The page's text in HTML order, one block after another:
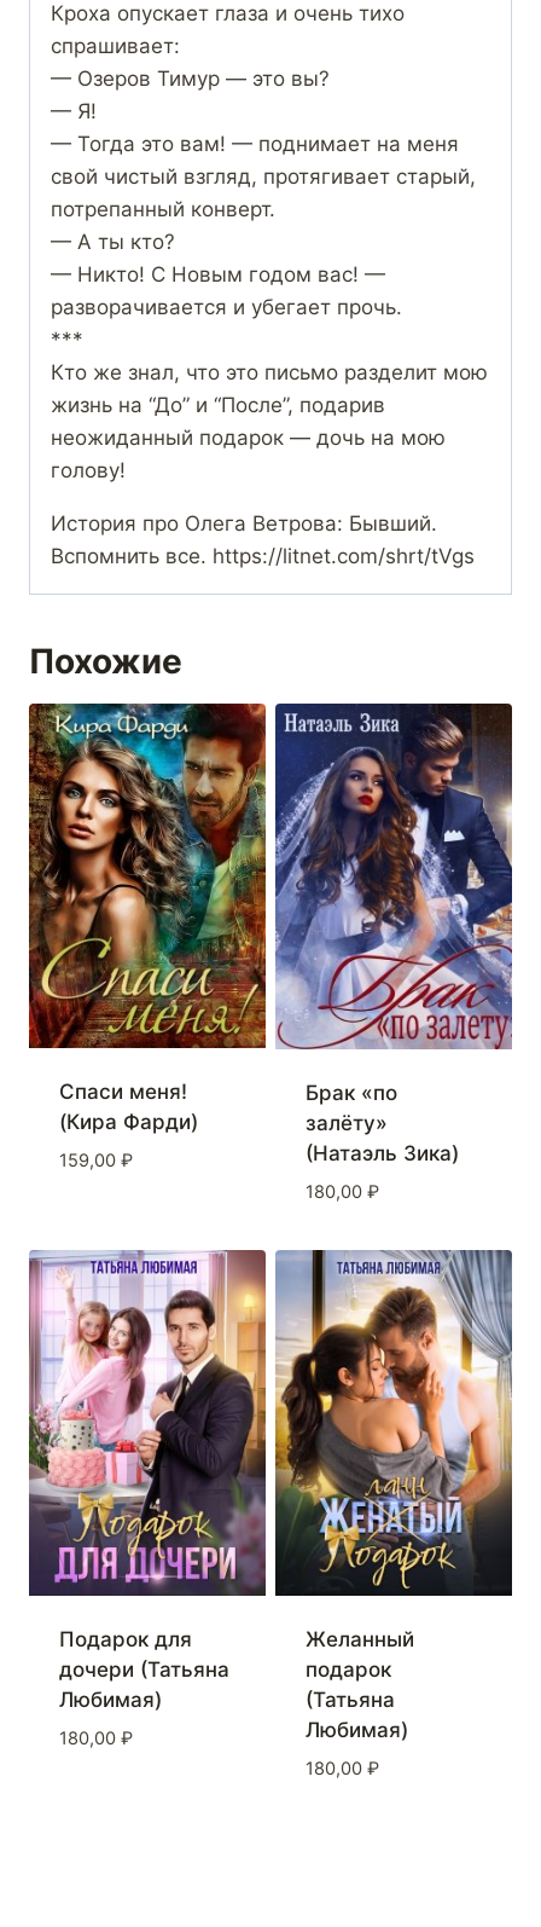
Кроха опускает глаза и очень тихо
спрашивает:
— Озеров Тимур — это вы?
— Я!
— Тогда это вам! — поднимает на меня
свой чистый взгляд, протягивает старый,
потрепанный конверт.
— А ты кто?
— Никто! С Новым годом вас! —
разворачивается и убегает прочь.
***
Кто же знал, что это письмо разделит мою
жизнь на “До” и “После”, подарив
неожиданный подарок — дочь на мою
голову!
История про Олега Ветрова: Бывший.
Вспомнить все. https://litnet.com/shrt/tVgs
Похожие
Спаси меня!
(Кира Фарди)
159,00 ₽
Брак «по
залёту»
(Натаэль Зика)
180,00 ₽
Подарок для
дочери (Татьяна
Любимая)
180,00 ₽
Желанный
подарок
(Татьяна
Любимая)
180,00 ₽